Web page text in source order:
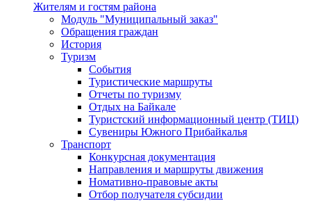
Жителям и гостям района
Модуль "Муниципальный заказ"
Обращения граждан
История
Туризм
События
Туристические маршруты
Отчеты по туризму
Отдых на Байкале
Туристский информационный центр (ТИЦ)
Сувениры Южного Прибайкалья
Транспорт
Конкурсная документация
Направления и маршруты движения
Номативно-правовые акты
Отбор получателя субсидии